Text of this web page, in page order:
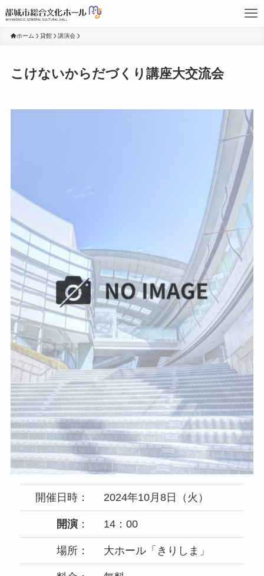
ホーム 貸館 講演会
こけないからだづくり講座大交流会
開催日時： 2024年10月8日（火）
開演： 14：00
場所： 大ホール「きりしま」